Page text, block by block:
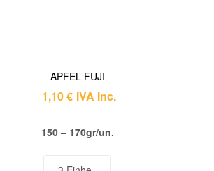
APFEL FUJI
1,10€ IVA Inc.
150 – 170gr/un.